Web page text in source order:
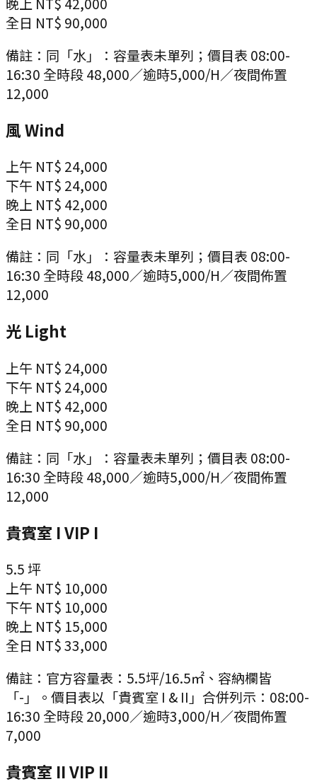
全日 NT$ 90,000
備註： 同「水」：容量表未單列；價目表 08:00-
16:30 全時段 48,000／逾時5,000/H／夜間佈置
12,000
風 Wind
上午 NT$ 24,000
下午 NT$ 24,000
晚上 NT$ 42,000
全日 NT$ 90,000
備註： 同「水」：容量表未單列；價目表 08:00-
16:30 全時段 48,000／逾時5,000/H／夜間佈置
12,000
光 Light
上午 NT$ 24,000
下午 NT$ 24,000
晚上 NT$ 42,000
全日 NT$ 90,000
備註： 同「水」：容量表未單列；價目表 08:00-
16:30 全時段 48,000／逾時5,000/H／夜間佈置
12,000
貴賓室 I VIP I
5.5坪
上午 NT$ 10,000
下午 NT$ 10,000
晚上 NT$ 15,000
全日 NT$ 33,000
備註： 官方容量表：5.5坪/16.5㎡、容納欄皆
「-」。價目表以「貴賓室 I & II」合併列示：08:00-
16:30 全時段 20,000／逾時3,000/H／夜間佈置
7,000
貴賓室 II VIP II